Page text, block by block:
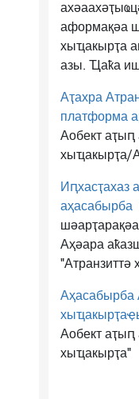
аформақәа
хыҵакырҭа
азы. Ҵаҟа
Аҭахра
платформа
Аобект аҭыԥ
хыҵакырҭа/
Иԥхасҭахаз
аҳасабырба
Аҳәара
Аҳасабырба
Аобект аҭыԥ
хыҵакырҭа"